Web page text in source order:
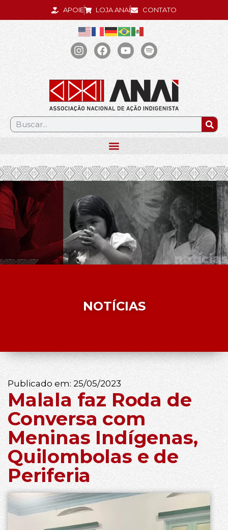
APOIE LOJA ANAÍ CONTATO
.
NOTÍCIAS
Publicado em: 25/05/2023
Malala faz Roda de
Conversa com
Meninas Indígenas,
Quilombolas e de
Periferia